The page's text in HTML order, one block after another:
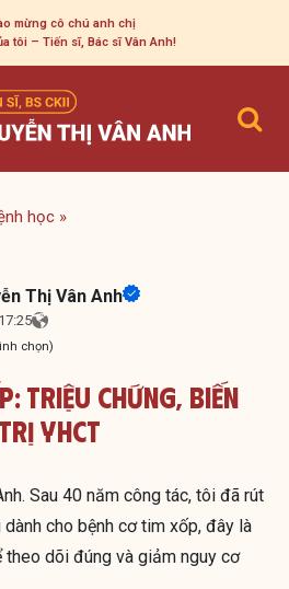
mừng cô chú anh chị
tôi – Tiến sĩ, Bác sĩ Vân Anh!
học »
Thị Vân Anh
chọn)
Triệu Chứng, Biến
YHCT
Sau 40 năm công tác, tôi đã rút
cho bệnh cơ tim xốp, đây là
theo dõi đúng và giảm nguy cơ